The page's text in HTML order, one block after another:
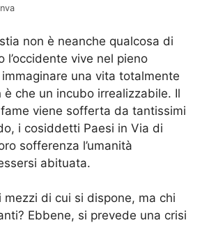
non è neanche qualcosa di
l’occidente vive nel pieno
una vita totalmente
è che un incubo irrealizzabile. Il
viene sofferta da tantissimi
i cosiddetti Paesi in Via di
sofferenza l’umanità
abituata.
mezzi di cui si dispone, ma chi
Ebbene, si prevede una crisi